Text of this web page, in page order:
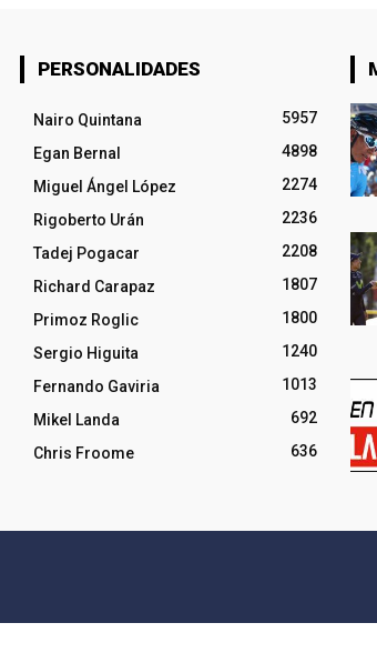
PERSONALIDADES
Nairo Quintana
5957
Egan Bernal
4898
Miguel Ángel López
2274
Rigoberto Urán
2236
Tadej Pogacar
2208
Richard Carapaz
1807
Primoz Roglic
1800
Sergio Higuita
1240
Fernando Gaviria
1013
Mikel Landa
692
Chris Froome
636